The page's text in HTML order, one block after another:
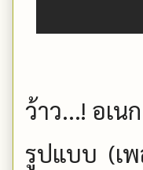
ว้าว...! อเ
รูปแบบ (เพ